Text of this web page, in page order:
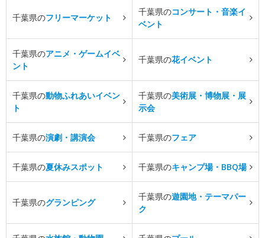
千葉県のフリーマーケット
千葉県のコンサート・音楽イ
ベント
千葉県のアニメ・ゲームイベ
ント
千葉県の花イベント
千葉県の動物ふれあいイベン
ト
千葉県の美術展・博物展・展
示会
千葉県の演劇・講演会 千葉県のフェア
千葉県の夏休みスポット 千葉県のキャンプ場・BBQ場
千葉県のグランピング
千葉県の遊園地・テーマパー
ク